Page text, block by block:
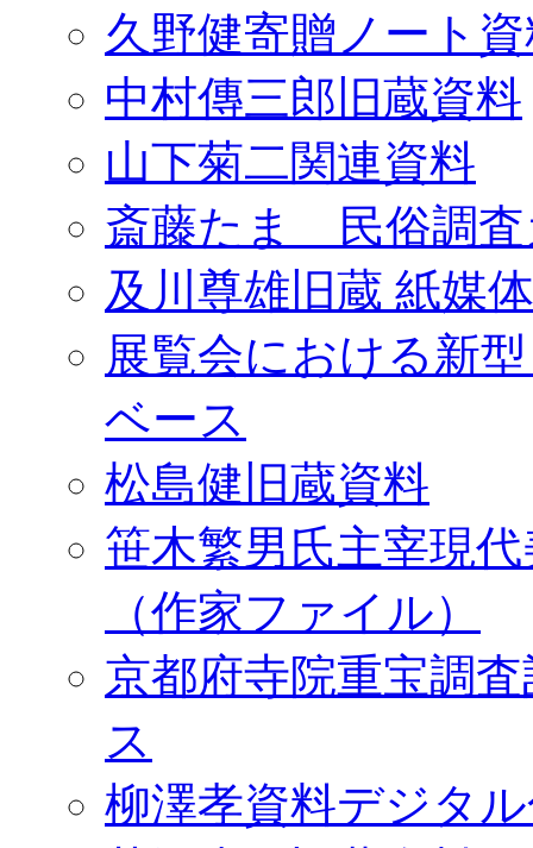
久野健寄贈ノート
中村傳三郎旧蔵資料
山下菊二関連資料
斎藤たま 民俗調査
及川尊雄旧蔵 紙媒
展覧会における新
ベース
松島健旧蔵資料
笹木繁男氏主宰現
（作家ファイル）
京都府寺院重宝調
ス
柳澤孝資料デジタ